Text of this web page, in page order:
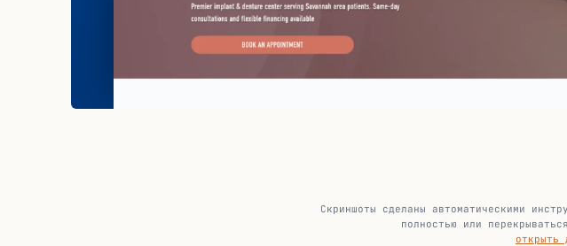
Скриншоты сделаны автоматическими
полностью или
открыть